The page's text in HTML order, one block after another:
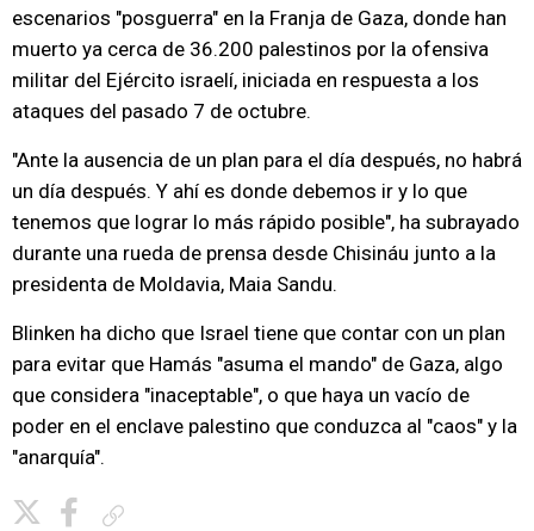
escenarios "posguerra" en la Franja de Gaza, donde han
muerto ya cerca de 36.200 palestinos por la ofensiva
militar del Ejército israelí, iniciada en respuesta a los
ataques del pasado 7 de octubre.
"Ante la ausencia de un plan para el día después, no habrá
un día después. Y ahí es donde debemos ir y lo que
tenemos que lograr lo más rápido posible", ha subrayado
durante una rueda de prensa desde Chisináu junto a la
presidenta de Moldavia, Maia Sandu.
Blinken ha dicho que Israel tiene que contar con un plan
para evitar que Hamás "asuma el mando" de Gaza, algo
que considera "inaceptable", o que haya un vacío de
poder en el enclave palestino que conduzca al "caos" y la
"anarquía".